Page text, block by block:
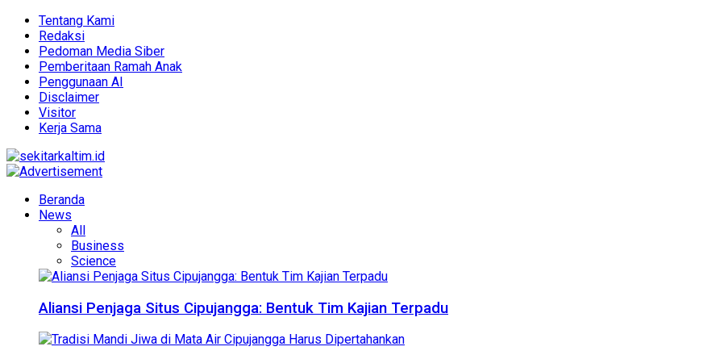
Tentang Kami
Redaksi
Pedoman Media Siber
Pemberitaan Ramah Anak
Penggunaan AI
Disclaimer
Visitor
Kerja Sama
Beranda
News
All
Business
Science
Aliansi Penjaga Situs Cipujangga: Bentuk Tim Kajian Terpadu